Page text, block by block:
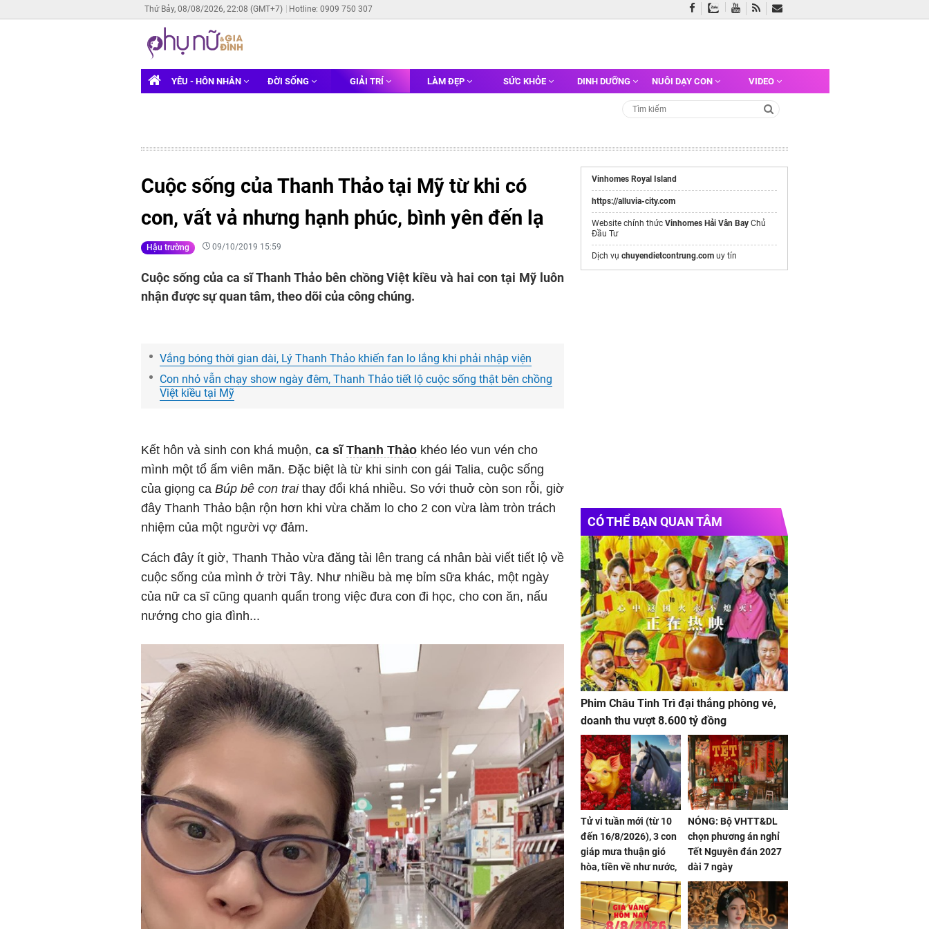
Thứ Bảy, 08/08/2026, 22:08 (GMT+7) Hotline: 0909 750 307
YÊU - HÔN NHÂN ĐỜI SỐNG GIẢI TRÍ LÀM ĐẸP SỨC KHỎE DINH DƯỠNG NUÔI DẠY CON VIDEO
Cuộc sống của Thanh Thảo tại Mỹ từ khi có
con, vất vả nhưng hạnh phúc, bình yên đến lạ
Hậu trường 09/10/2019 15:59
Cuộc sống của ca sĩ Thanh Thảo bên chồng Việt kiều và hai con tại Mỹ luôn
nhận được sự quan tâm, theo dõi của công chúng.
Vắng bóng thời gian dài, Lý Thanh Thảo khiến fan lo lắng khi phải nhập viện
Con nhỏ vẫn chạy show ngày đêm, Thanh Thảo tiết lộ cuộc sống thật bên chồng
Việt kiều tại Mỹ
Kết hôn và sinh con khá muộn, ca sĩ Thanh Thảo khéo léo vun vén cho
mình một tổ ấm viên mãn. Đặc biệt là từ khi sinh con gái Talia, cuộc sống
của giọng ca Búp bê con traithay đổi khá nhiều. So với thuở còn son rỗi, giờ
đây Thanh Thảo bận rộn hơn khi vừa chăm lo cho 2 con vừa làm tròn trách
nhiệm của một người vợ đảm.
Cách đây ít giờ, Thanh Thảo vừa đăng tải lên trang cá nhân bài viết tiết lộ về
cuộc sống của mình ở trời Tây. Như nhiều bà mẹ bỉm sữa khác, một ngày
của nữ ca sĩ cũng quanh quẩn trong việc đưa con đi học, cho con ăn, nấu
nướng cho gia đình...
Vinhomes Royal Island
https://alluvia-city.com
Website chính thức Vinhomes Hải Vân Bay Chủ
Đầu Tư
Dịch vụ chuyendietcontrung.com uy tín
CÓ THỂ BẠN QUAN TÂM
Phim Châu Tinh Trì đại thắng phòng vé,
doanh thu vượt 8.600 tỷ đồng
Tử vi tuần mới (từ 10
đến 16/8/2026), 3 con
giáp mưa thuận gió
hòa, tiền về như nước,
bạc vàng dư dả, Phú
Quý Vinh Hoa, vận
trình khai sáng
NÓNG: Bộ VHTT&DL
chọn phương án nghỉ
Tết Nguyên đán 2027
dài 7 ngày